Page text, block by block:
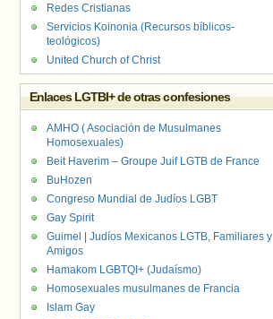
Redes Cristianas
Servicios Koinonia (Recursos bíblicos-
teológicos)
United Church of Christ
Enlaces LGTBI+ de otras confesiones
AMHO ( Asociación de Musulmanes
Homosexuales)
Beit Haverim – Groupe Juif LGTB de France
BuHozen
Congreso Mundial de Judíos LGBT
Gay Spirit
Guimel | Judíos Mexicanos LGTB, Familiares y
Amigos
Hamakom LGBTQI+ (Judaísmo)
Homosexuales musulmanes de Francia
Islam Gay